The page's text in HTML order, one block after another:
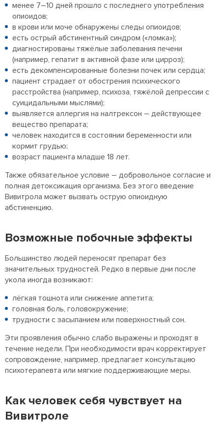
менее 7–10 дней прошло с последнего употребления
опиоидов;
в крови или моче обнаружены следы опиоидов;
есть острый абстинентный синдром («ломка»);
диагностированы тяжёлые заболевания печени
(например, гепатит в активной фазе или цирроз);
есть декомпенсированные болезни почек или сердца;
пациент страдает от обострения психического
расстройства (например, психоза, тяжёлой депрессии с
суицидальными мыслями);
выявляется аллергия на налтрексон – действующее
вещество препарата;
человек находится в состоянии беременности или
кормит грудью;
возраст пациента младше 18 лет.
Также обязательное условие – добровольное согласие и
полная детоксикация организма. Без этого введение
Вивитрола может вызвать острую опиоидную
абстиненцию.
Возможные побочные эффекты
Большинство людей переносят препарат без
значительных трудностей. Редко в первые дни после
укола иногда возникают:
лёгкая тошнота или снижение аппетита;
головная боль, головокружение;
трудности с засыпанием или поверхностный сон.
Эти проявления обычно слабо выражены и проходят в
течение недели. При необходимости врач корректирует
сопровождение, например, предлагает консультацию
психотерапевта или мягкие поддерживающие меры.
Как человек себя чувствует на
Вивитроле